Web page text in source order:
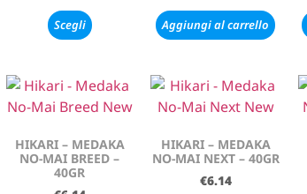
Scegli Aggiungi al carrello
HIKARI – MEDAKA
NO-MAI BREED –
40GR
HIKARI – MEDAKA
NO-MAI NEXT – 40GR
€6.14